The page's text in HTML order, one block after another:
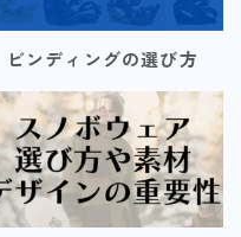
ビンディングの選び方